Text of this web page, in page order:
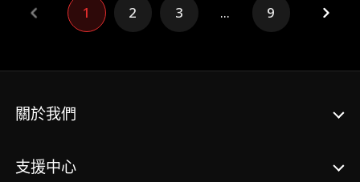
1 2 3 ... 9
關於我們
支援中心